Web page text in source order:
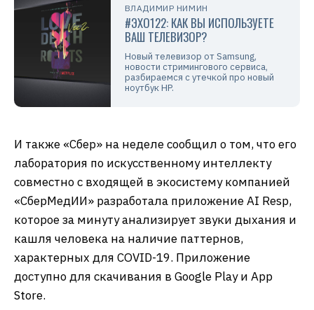
ВЛАДИМИР НИМИН
#ЭХО122: КАК ВЫ ИСПОЛЬЗУЕТЕ
ВАШ ТЕЛЕВИЗОР?
Новый телевизор от Samsung,
новости стримингового сервиса,
разбираемся с утечкой про новый
ноутбук HP.
И также «Сбер» на неделе сообщил о том, что его
лаборатория по искусственному интеллекту
совместно с входящей в экосистему компанией
«СберМедИИ» разработала приложение AI Resp,
которое за минуту анализирует звуки дыхания и
кашля человека на наличие паттернов,
характерных для COVID-19. Приложение
доступно для скачивания в Google Play и App
Store.